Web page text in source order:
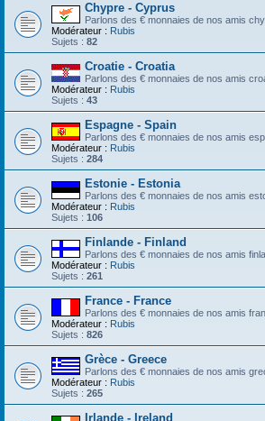
Chypre - Cyprus
Parlons des € monnaies de nos amis
Modérateur : Rubis
Sujets : 82
Croatie - Croatia
Parlons des € monnaies de nos amis
Modérateur : Rubis
Sujets : 43
Espagne - Spain
Parlons des € monnaies de nos amis
Modérateur : Rubis
Sujets : 284
Estonie - Estonia
Parlons des € monnaies de nos amis
Modérateur : Rubis
Sujets : 106
Finlande - Finland
Parlons des € monnaies de nos amis
Modérateur : Rubis
Sujets : 261
France - France
Parlons des € monnaies de nos amis
Modérateur : Rubis
Sujets : 826
Grèce - Greece
Parlons des € monnaies de nos amis
Modérateur : Rubis
Sujets : 265
Irlande - Ireland